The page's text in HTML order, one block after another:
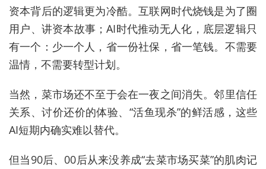
资本背后的逻辑更为冷酷。互联网时代烧钱是为了圈
用户、讲资本故事；AI时代推动无人化，底层逻辑只
有一个：少一个人，省一份社保，省一笔钱。不需要
温情，不需要转型计划。
当然，菜市场还不至于会在一夜之间消失。邻里信任
关系、讨价还价的体验、“活鱼现杀”的鲜活感，这些
AI短期内确实难以替代。
但当90后、00后从来没养成“去菜市场买菜”的肌肉记